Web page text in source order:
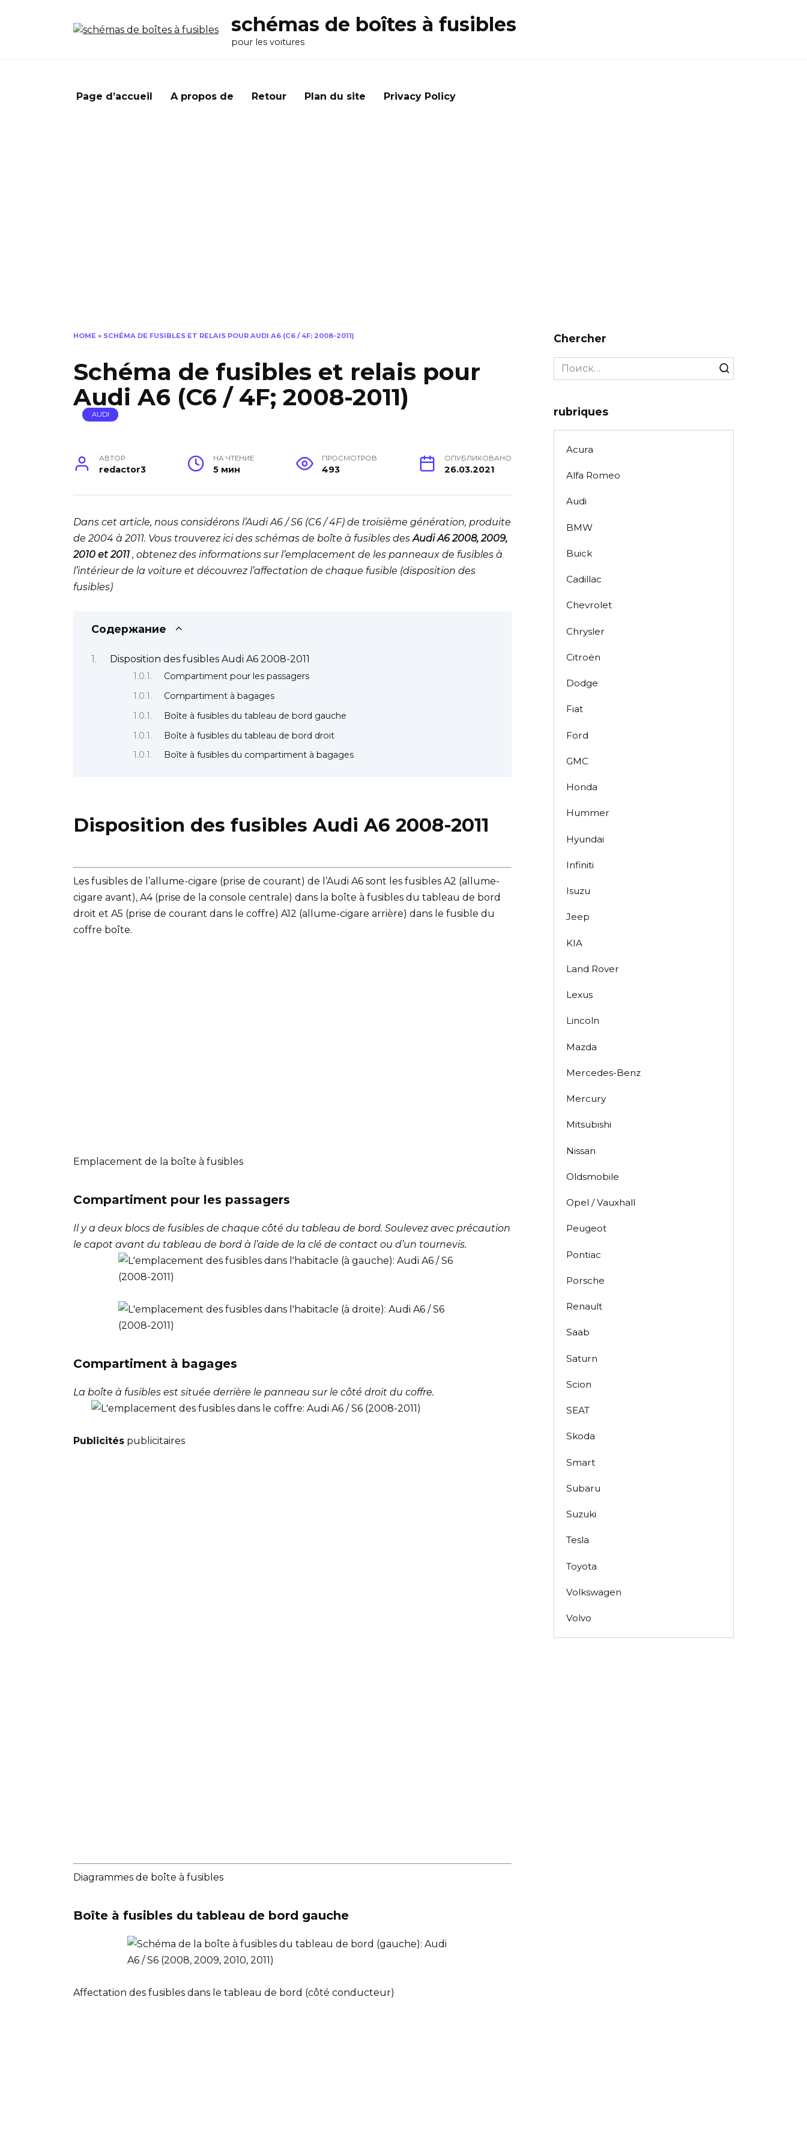
schémas de boîtes à fusibles
pour les voitures
Page d’accueil A propos de Retour Plan du site Privacy Policy
HOME » SCHÉMA DE FUSIBLES ET RELAIS POUR AUDI A6 (C6 / 4F; 2008-2011)
Schéma de fusibles et relais pour
Audi A6 (C6 / 4F; 2008-2011)
AUDI
АВТОР
redactor3
НА ЧТЕНИЕ
5 мин
ПРОСМОТРОВ
493
ОПУБЛИКОВАНО
26.03.2021
Dans cet article, nous considérons l’Audi A6 / S6 (C6 / 4F) de troisième génération, produite
de 2004 à 2011. Vous trouverez ici des schémas de boîte à fusibles desAudi A6 2008, 2009,
2010 et 2011 , obtenez des informations sur l’emplacement de les panneaux de fusibles à
l’intérieur de la voiture et découvrez l’affectation de chaque fusible (disposition des
fusibles)
Содержание
Disposition des fusibles Audi A6 2008-2011
Compartiment pour les passagers
Compartiment à bagages
Boîte à fusibles du tableau de bord gauche
Boîte à fusibles du tableau de bord droit
Boîte à fusibles du compartiment à bagages
Disposition des fusibles Audi A6 2008-2011
Les fusibles de l’allume-cigare (prise de courant) de l’Audi A6 sont les fusibles A2 (allume-
cigare avant), A4 (prise de la console centrale) dans la boîte à fusibles du tableau de bord
droit et A5 (prise de courant dans le coffre) A12 (allume-cigare arrière) dans le fusible du
coffre boîte.
Emplacement de la boîte à fusibles
Compartiment pour les passagers
Il y a deux blocs de fusibles de chaque côté du tableau de bord. Soulevez avec précaution
le capot avant du tableau de bord à l’aide de la clé de contact ou d’un tournevis.
Compartiment à bagages
La boîte à fusibles est située derrière le panneau sur le côté droit du coffre.
Publicités publicitaires
Diagrammes de boîte à fusibles
Boîte à fusibles du tableau de bord gauche
Affectation des fusibles dans le tableau de bord (côté conducteur)
Chercher
Search
for:
rubriques
Acura
Alfa Romeo
Audi
BMW
Buick
Cadillac
Chevrolet
Chrysler
Citroën
Dodge
Fiat
Ford
GMC
Honda
Hummer
Hyundai
Infiniti
Isuzu
Jeep
KIA
Land Rover
Lexus
Lincoln
Mazda
Mercedes-Benz
Mercury
Mitsubishi
Nissan
Oldsmobile
Opel / Vauxhall
Peugeot
Pontiac
Porsche
Renault
Saab
Saturn
Scion
SEAT
Skoda
Smart
Subaru
Suzuki
Tesla
Toyota
Volkswagen
Volvo